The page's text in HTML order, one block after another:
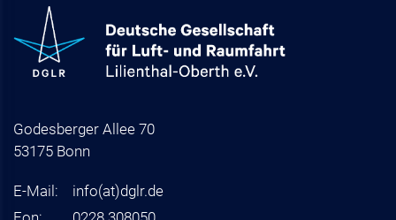
Godesberger Allee 70
53175 Bonn
E-Mail: info(at)dglr.de